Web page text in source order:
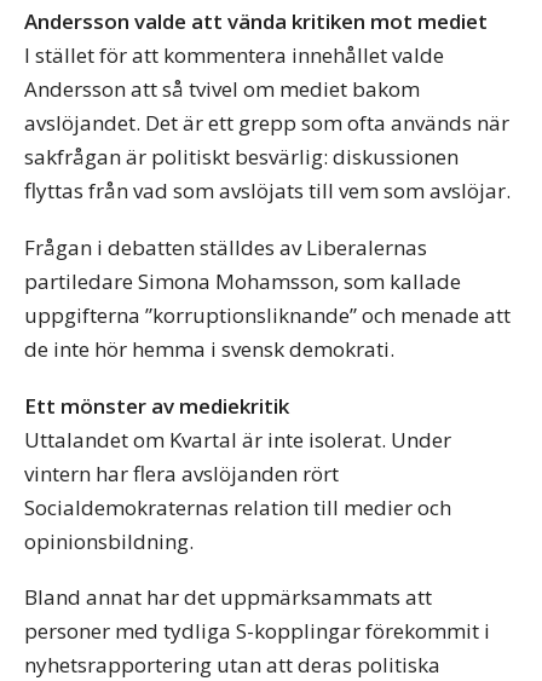
Andersson valde att vända kritiken mot mediet
I stället för att kommentera innehållet valde
Andersson att så tvivel om mediet bakom
avslöjandet. Det är ett grepp som ofta används när
sakfrågan är politiskt besvärlig: diskussionen
flyttas från vad som avslöjats till vem som avslöjar.
Frågan i debatten ställdes av Liberalernas
partiledare Simona Mohamsson, som kallade
uppgifterna ”korruptionsliknande” och menade att
de inte hör hemma i svensk demokrati.
Ett mönster av mediekritik
Uttalandet om Kvartal är inte isolerat. Under
vintern har flera avslöjanden rört
Socialdemokraternas relation till medier och
opinionsbildning.
Bland annat har det uppmärksammats att
personer med tydliga S-kopplingar förekommit i
nyhetsrapportering utan att deras politiska